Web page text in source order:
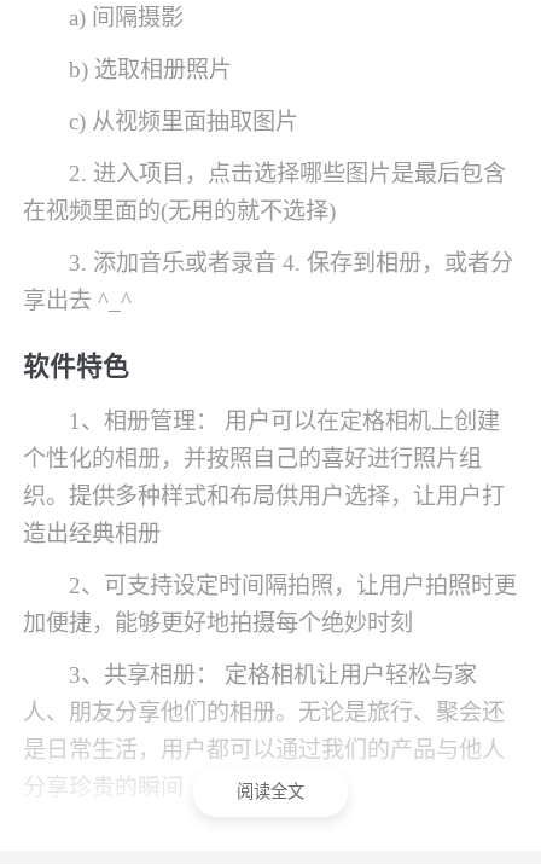
a) 间隔摄影
b) 选取相册照片
c) 从视频里面抽取图片
2. 进入项目，点击选择哪些图片是最后包含
在视频里面的(无用的就不选择)
3. 添加音乐或者录音 4. 保存到相册，或者分
享出去 ^_^
软件特色
1、相册管理： 用户可以在定格相机上创建
个性化的相册，并按照自己的喜好进行照片组
织。提供多种样式和布局供用户选择，让用户打
造出经典相册
2、可支持设定时间隔拍照，让用户拍照时更
加便捷，能够更好地拍摄每个绝妙时刻
3、共享相册： 定格相机让用户轻松与家
人、朋友分享他们的相册。无论是旅行、聚会还
是日常生活，用户都可以通过我们的产品与他人
分享珍贵的瞬间
阅读全文